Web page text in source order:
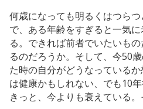
何歳になっても明るくはつら
で、ある年齢をすぎると一気
る。できれば前者でいたいも
るのだろうか。そして、今50
た時の自分がどうなっている
は健康かもしれない、でも10
きっと、今よりも衰えている